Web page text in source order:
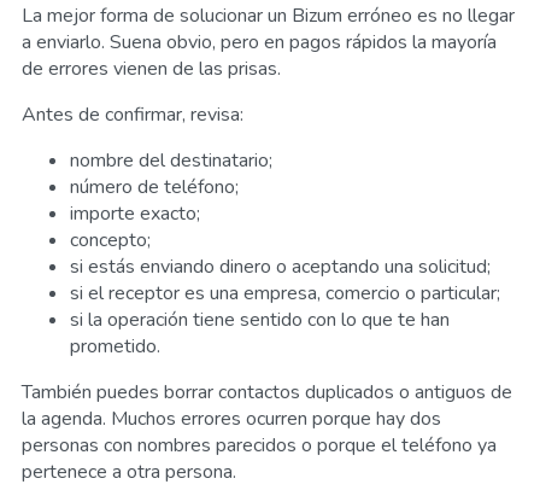
La mejor forma de solucionar un Bizum erróneo es no llegar
a enviarlo. Suena obvio, pero en pagos rápidos la mayoría
de errores vienen de las prisas.
Antes de confirmar, revisa:
nombre del destinatario;
número de teléfono;
importe exacto;
concepto;
si estás enviando dinero o aceptando una solicitud;
si el receptor es una empresa, comercio o particular;
si la operación tiene sentido con lo que te han
prometido.
También puedes borrar contactos duplicados o antiguos de
la agenda. Muchos errores ocurren porque hay dos
personas con nombres parecidos o porque el teléfono ya
pertenece a otra persona.